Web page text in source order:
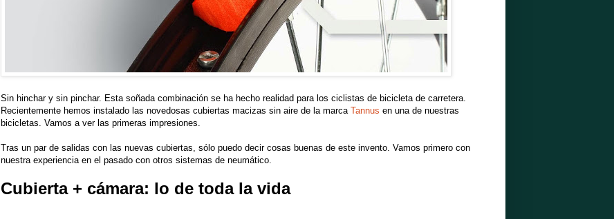
Sin hinchar y sin pinchar. Esta soñada combinación se ha hecho realidad para los ciclistas de bicicleta de carretera.
Recientemente hemos instalado las novedosas cubiertas macizas sin aire de la marca Tannus en una de nuestras
bicicletas. Vamos a ver las primeras impresiones.
Tras un par de salidas con las nuevas cubiertas, sólo puedo decir cosas buenas de este invento. Vamos primero con
nuestra experiencia en el pasado con otros sistemas de neumático.
Cubierta + cámara: lo de toda la vida